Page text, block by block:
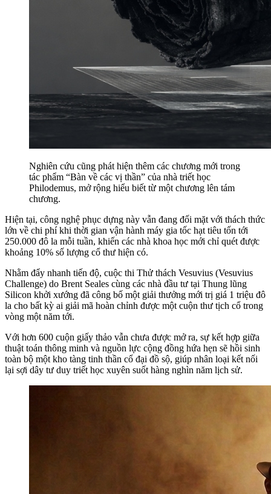
Nghiên cứu cũng phát hiện thêm các chương mới trong
tác phẩm “Bàn về các vị thần” của nhà triết học
Philodemus, mở rộng hiểu biết từ một chương lên tám
chương.
Hiện tại, công nghệ phục dựng này vẫn đang đối mặt với thách thức
lớn về chi phí khi thời gian vận hành máy gia tốc hạt tiêu tốn tới
250.000 đô la mỗi tuần, khiến các nhà khoa học mới chỉ quét được
khoảng 10% số lượng cổ thư hiện có.
Nhằm đẩy nhanh tiến độ, cuộc thi Thử thách Vesuvius (Vesuvius
Challenge) do Brent Seales cùng các nhà đầu tư tại Thung lũng
Silicon khởi xướng đã công bố một giải thưởng mới trị giá 1 triệu đô
la cho bất kỳ ai giải mã hoàn chỉnh được một cuộn thư tịch cổ trong
vòng một năm tới.
Với hơn 600 cuộn giấy thảo vẫn chưa được mở ra, sự kết hợp giữa
thuật toán thông minh và nguồn lực cộng đồng hứa hẹn sẽ hồi sinh
toàn bộ một kho tàng tinh thần cổ đại đồ sộ, giúp nhân loại kết nối
lại sợi dây tư duy triết học xuyên suốt hàng nghìn năm lịch sử.